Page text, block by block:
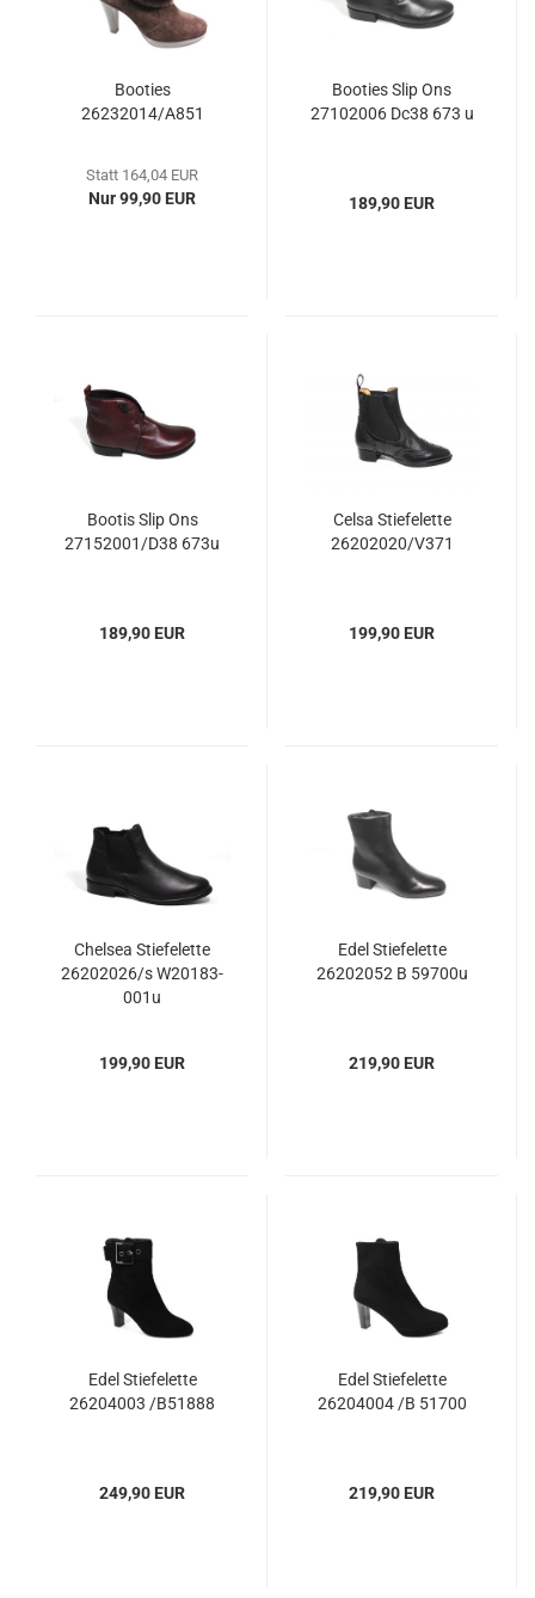
Booties
26232014/A851
Statt 164,04 EUR
Nur 99,90 EUR
Booties Slip Ons
27102006 Dc38 673 u
189,90 EUR
Bootis Slip Ons
27152001/D38 673u
189,90 EUR
Celsa Stiefelette
26202020/V371
199,90 EUR
Chelsea Stiefelette
26202026/s W20183-
001u
199,90 EUR
Edel Stiefelette
26202052 B 59700u
219,90 EUR
Edel Stiefelette
26204003 /B51888
249,90 EUR
Edel Stiefelette
26204004 /B 51700
219,90 EUR